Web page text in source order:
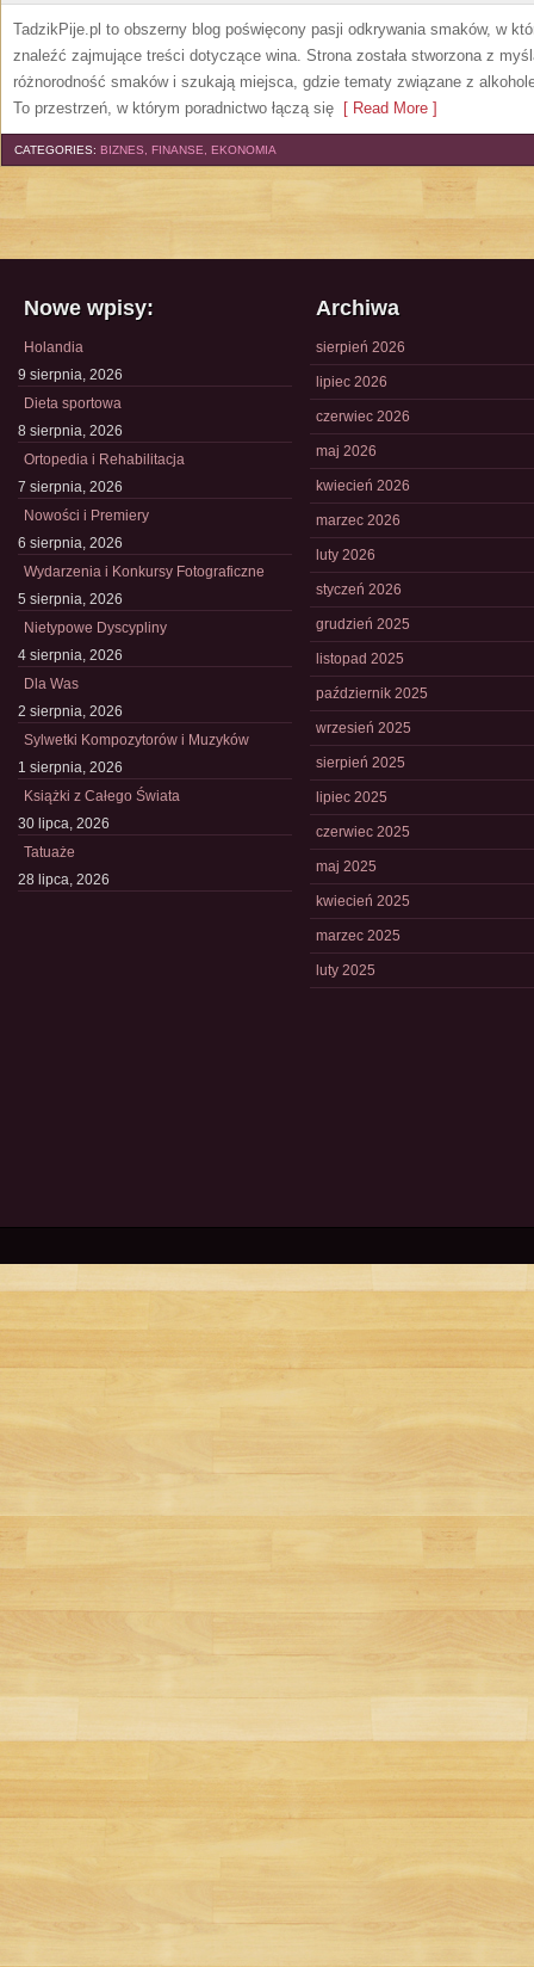
TadzikPije.pl to obszerny blog poświęcony pasji odkrywania smaków, w
znaleźć zajmujące treści dotyczące wina. Strona została stworzona z
różnorodność smaków i szukają miejsca, gdzie tematy związane z
To przestrzeń, w którym poradnictwo łączą się [ Read More ]
CATEGORIES: BIZNES, FINANSE, EKONOMIA
Nowe wpisy:
Holandia
9 sierpnia, 2026
Dieta sportowa
8 sierpnia, 2026
Ortopedia i Rehabilitacja
7 sierpnia, 2026
Nowości i Premiery
6 sierpnia, 2026
Wydarzenia i Konkursy Fotograficzne
5 sierpnia, 2026
Nietypowe Dyscypliny
4 sierpnia, 2026
Dla Was
2 sierpnia, 2026
Sylwetki Kompozytorów i Muzyków
1 sierpnia, 2026
Książki z Całego Świata
30 lipca, 2026
Tatuaże
28 lipca, 2026
Archiwa
sierpień 2026
lipiec 2026
czerwiec 2026
maj 2026
kwiecień 2026
marzec 2026
luty 2026
styczeń 2026
grudzień 2025
listopad 2025
październik 2025
wrzesień 2025
sierpień 2025
lipiec 2025
czerwiec 2025
maj 2025
kwiecień 2025
marzec 2025
luty 2025